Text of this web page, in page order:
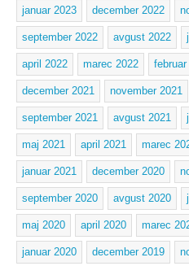
januar 2023 december 2022
september 2022 avgust 2022
april 2022 marec 2022
december 2021 november 2021
september 2021 avgust 2021
maj 2021 april 2021 marec
januar 2021 december 2020
september 2020 avgust 2020
maj 2020 april 2020 marec
januar 2020 december 2019